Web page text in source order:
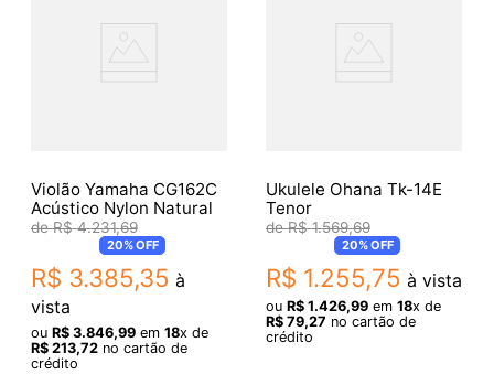
Violão Yamaha CG162C
Acústico Nylon Natural
R$ 4.231,69
20%OFF
R$ 3.385,35 à
vista
ou R$ 3.846,99em 18x de
R$ 213,72no cartão de
crédito
Ukulele Ohana Tk-14E
Tenor
R$ 1.569,69
20%OFF
R$ 1.255,75 à vista
ou R$ 1.426,99em 18x de
R$ 79,27 no cartão de
crédito